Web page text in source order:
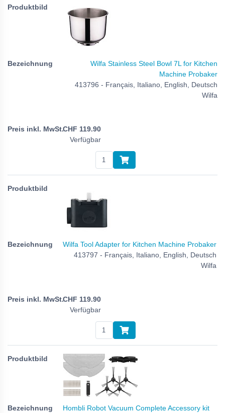
Wilfa Stainless Steel Bowl 7L for Kitchen
Machine Probaker
413796 - Français, Italiano, English, Deutsch
Wilfa
CHF 119.90
Verfügbar
Wilfa Tool Adapter for Kitchen Machine Probaker
413797 - Français, Italiano, English, Deutsch
Wilfa
CHF 119.90
Verfügbar
Hombli Robot Vacuum Complete Accessory kit